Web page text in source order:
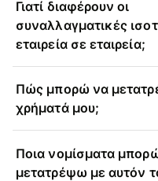
Γιατί διαφέρουν οι
συναλλαγματικές
εταιρεία σε εταιρεία;
Πώς μπορώ να
χρήματά μου;
Ποια νομίσματα
μετατρέψω με αυτόν